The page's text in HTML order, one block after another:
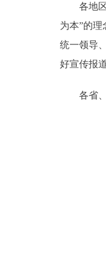
各地区
为本”的
统一领导
好宣传报
各省、